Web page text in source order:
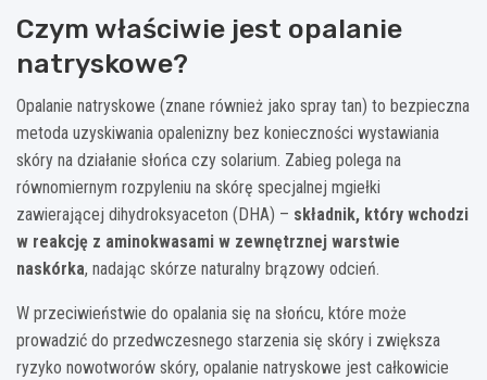
Czym właściwie jest opalanie
natryskowe?
Opalanie natryskowe (znane również jako spray tan) to bezpieczna
metoda uzyskiwania opalenizny bez konieczności wystawiania
skóry na działanie słońca czy solarium. Zabieg polega na
równomiernym rozpyleniu na skórę specjalnej mgiełki
zawierającej dihydroksyaceton (DHA) – składnik, który wchodzi
w reakcję z aminokwasami w zewnętrznej warstwie
naskórka, nadając skórze naturalny brązowy odcień.
W przeciwieństwie do opalania się na słońcu, które może
prowadzić do przedwczesnego starzenia się skóry i zwiększa
ryzyko nowotworów skóry, opalanie natryskowe jest całkowicie